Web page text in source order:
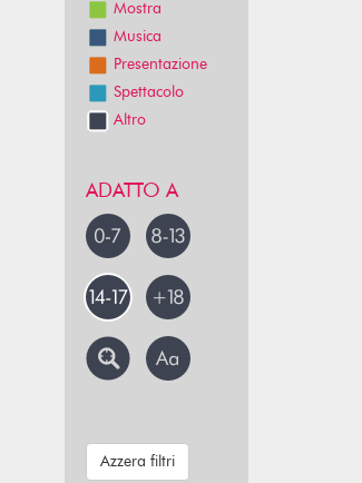
Mostra
Musica
Presentazione
Spettacolo
Altro
ADATTO A
Azzera filtri